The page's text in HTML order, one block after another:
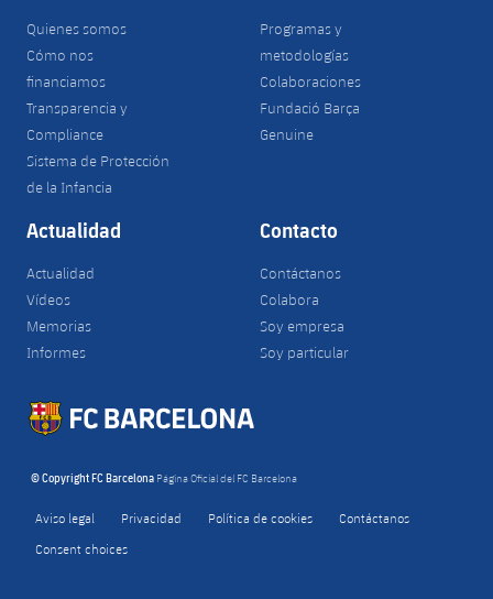
Quienes somos
Cómo nos
financiamos
Transparencia y
Compliance
Sistema de Protección
de la Infancia
Programas y
metodologías
Colaboraciones
Fundació Barça
Genuine
Actualidad
Actualidad
Vídeos
Memorias
Informes
Contacto
Contáctanos
Colabora
Soy empresa
Soy particular
© Copyright FC Barcelona Página Oficial del FC Barcelona
Aviso legal Privacidad Política de cookies
Contáctanos
Consent choices